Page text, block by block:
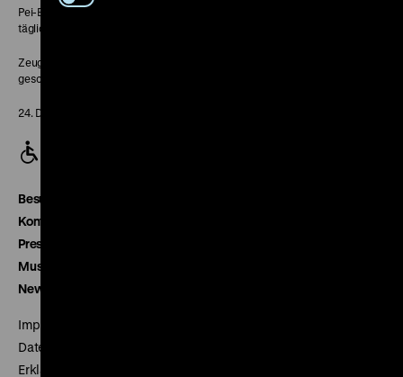
Pei-Bau:
täglich 10-18 Uhr
Zeughaus:
geschlossen
24. Dezember geschlossen
Besucherservice
Kontakt
Presse
Museumsverein
Newsletter
Impressum
Datenschutz
Erklärung digitale Barrierefreiheit